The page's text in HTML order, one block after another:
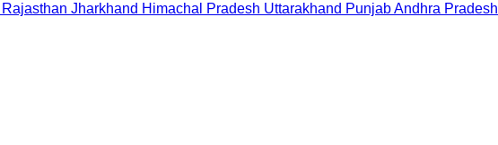
Rajasthan Jharkhand Himachal Pradesh Uttarakhand PunjabAndhra Pradesh